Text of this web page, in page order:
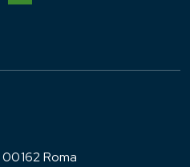
esterno)
(link esterno)
Roma